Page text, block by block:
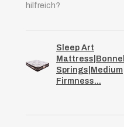
hilfreich?
Sleep Art
Mattress|Bonnell
Springs|Medium
Firmness...